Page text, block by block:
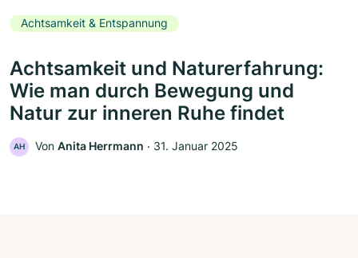
Achtsamkeit & Entspannung
Achtsamkeit und Naturerfahrung:
Wie man durch Bewegung und
Natur zur inneren Ruhe findet
AH Von Anita Herrmann ‧ 31. Januar 2025